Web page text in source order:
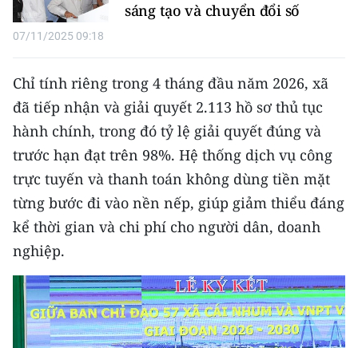
Media Thế giới
Media Giáo dục
Media Y tế
Media Khoa học - Công nghệ
Media Môi trường
Ảnh
TIN MỚI
sáng tạo và chuyển đổi số
07/11/2025 09:18
Chỉ tính riêng trong 4 tháng đầu năm 2026, xã
đã tiếp nhận và giải quyết 2.113 hồ sơ thủ tục
hành chính, trong đó tỷ lệ giải quyết đúng và
trước hạn đạt trên 98%. Hệ thống dịch vụ công
trực tuyến và thanh toán không dùng tiền mặt
từng bước đi vào nền nếp, giúp giảm thiểu đáng
kể thời gian và chi phí cho người dân, doanh
nghiệp.